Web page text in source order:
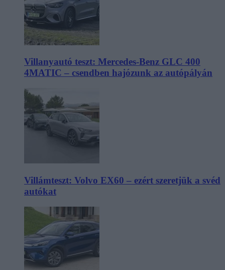
Villanyautó teszt: Mercedes-Benz GLC 400
4MATIC – csendben hajózunk az autópályán
Villámteszt: Volvo EX60 – ezért szeretjük a svéd
autókat